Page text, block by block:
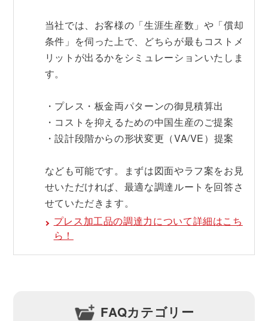
当社では、お客様の「生涯生産数」や「償却
条件」を伺った上で、どちらが最もコストメ
リットが出るかをシミュレーションいたしま
す。
・プレス・板金両パターンの御見積算出
・コストを抑えるための中国生産のご提案
・設計段階からの形状変更（VA/VE）提案
なども可能です。まずは図面やラフ案をお見
せいただければ、最適な調達ルートを回答さ
せていただきます。
プレス加工品の調達力について詳細はこち
ら！
FAQカテゴリー